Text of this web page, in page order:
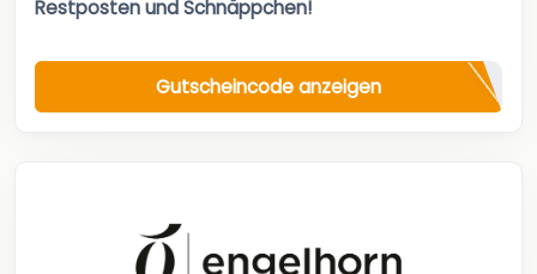
Restposten und Schnäppchen!
Gutscheincode anzeigen